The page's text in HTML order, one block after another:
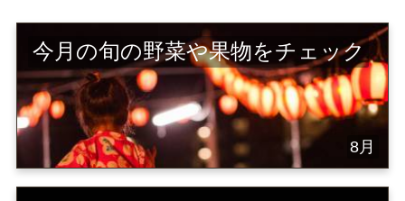
今月の旬の野菜や果物をチェック
8月